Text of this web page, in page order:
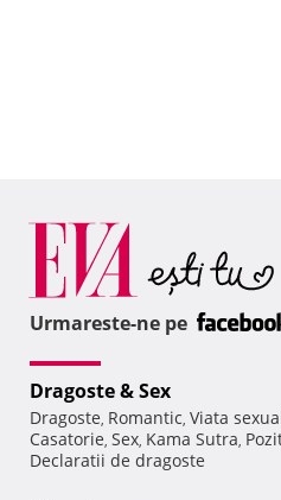
Urmareste-ne pe
Dragoste & Sex
Dragoste, Romantic, Viata
Casatorie, Sex, Kama Sutra,
Declaratii de dragoste